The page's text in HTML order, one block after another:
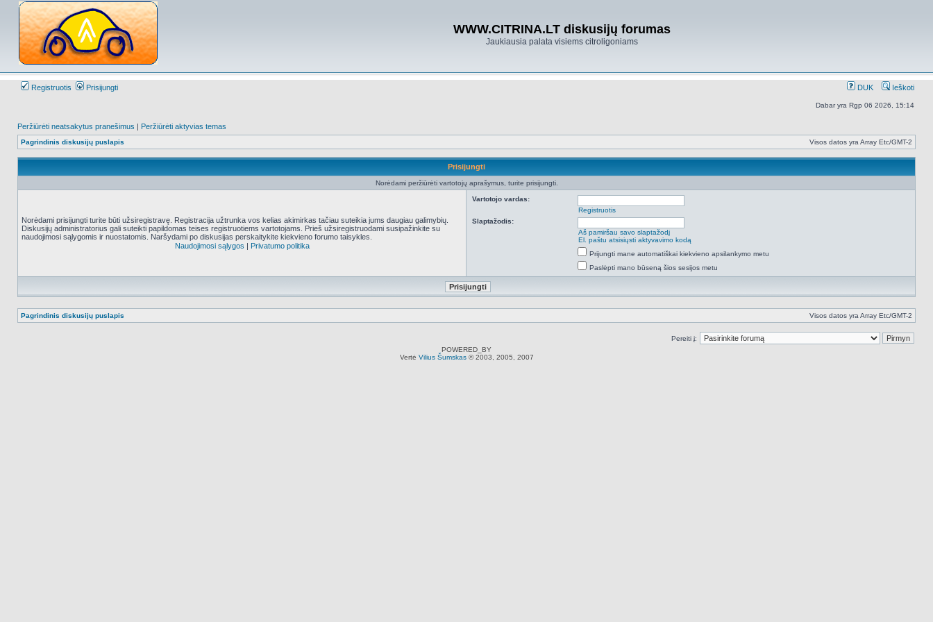
WWW.CITRINA.LT diskusijų forumas
Jaukiausia palata visiems citroligoniams
Registruotis Prisijungti DUK Ieškoti
Dabar yra Rgp 06 2026, 15:14
Peržiūrėti neatsakytus pranešimus | Peržiūrėti aktyvias temas
Pagrindinis diskusijų puslapis Visos datos yra Array Etc/GMT-2
Prisijungti
Norėdami peržiūrėti vartotojų aprašymus, turite prisijungti.
Norėdami prisijungti turite būti užsiregistravę. Registracija užtrunka vos kelias akimirkas tačiau suteikia jums daugiau galimybių.
Diskusijų administratorius gali suteikti papildomas teises registruotiems vartotojams. Prieš užsiregistruodami susipažinkite su
naudojimosi sąlygomis ir nuostatomis. Naršydami po diskusijas perskaitykite kiekvieno forumo taisykles.
Naudojimosi sąlygos | Privatumo politika
Vartotojo vardas:
Registruotis
Slaptažodis:
Aš pamiršau savo slaptažodį
El. paštu atsisiųsti aktyvavimo kodą
Prijungti mane automatiškai kiekvieno apsilankymo metu
Paslėpti mano būseną šios sesijos metu
Pagrindinis diskusijų puslapis Visos datos yra Array Etc/GMT-2
Pereiti į:
POWERED_BY
Vertė Vilius Šumskas© 2003, 2005, 2007